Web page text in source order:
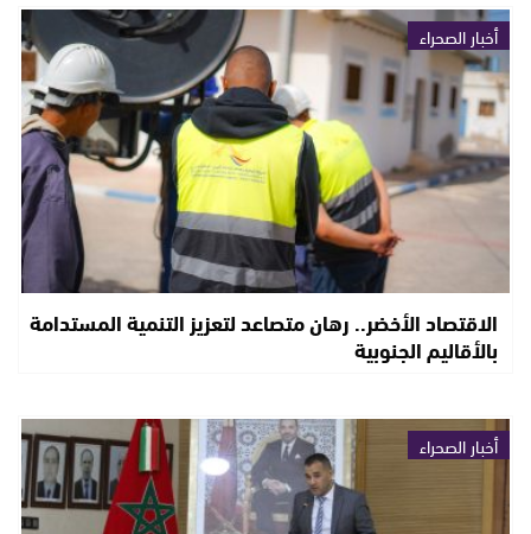
أخبار الصحراء
الاقتصاد الأخضر.. رهان متصاعد لتعزيز التنمية المستدامة
بالأقاليم الجنوبية
أخبار الصحراء